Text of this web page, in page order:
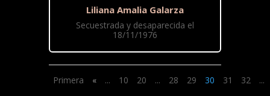
Liliana Amalia Galarza
Secuestrada y desaparecida el
18/11/1976
Primera « ... 10 20 ... 28 29 30 31 32 ...